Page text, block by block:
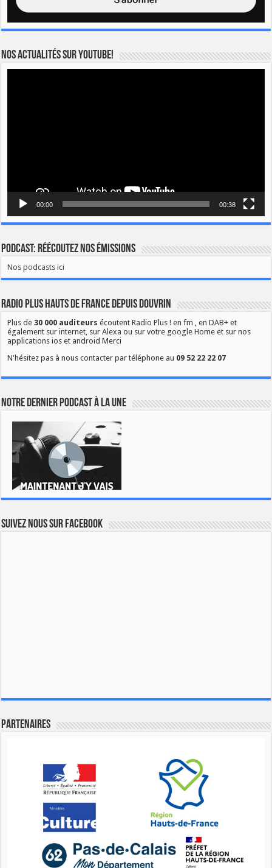
Nos actualités sur YOUTUBE!
00:00 00:38
Podcast: Réécoutez nos émissions
Nos podcasts ici
Radio Plus Hauts de France depuis Douvrin
Plus de30 000 auditeurs écoutent Radio Plus ! en fm , en DAB+ et
également sur internet, sur Alexa ou sur votre google Home et sur nos
applications ios et android Merci
N'hésitez pas à nous contacter par téléphone au 09 52 22 22 07
Notre dernier podcast à la une
Suivez nous sur Facebook
Partenaires